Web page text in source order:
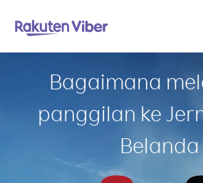
Bagaimana
panggilan ke
Belanda